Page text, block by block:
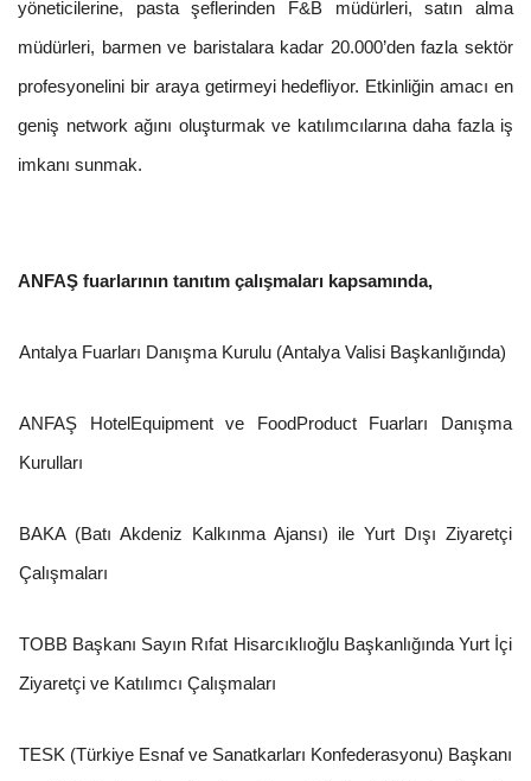
yöneticilerine, pasta şeflerinden F&B müdürleri, satın alma
müdürleri, barmen ve baristalara kadar 20.000’den fazla sektör
profesyonelini bir araya getirmeyi hedefliyor. Etkinliğin amacı en
geniş network ağını oluşturmak ve katılımcılarına daha fazla iş
imkanı sunmak.
ANFAŞ fuarlarının tanıtım çalışmaları kapsamında,
Antalya Fuarları Danışma Kurulu (Antalya Valisi Başkanlığında)
ANFAŞ HotelEquipment ve FoodProduct Fuarları Danışma
Kurulları
BAKA (Batı Akdeniz Kalkınma Ajansı) ile Yurt Dışı Ziyaretçi
Çalışmaları
TOBB Başkanı Sayın Rıfat Hisarcıklıoğlu Başkanlığında Yurt İçi
Ziyaretçi ve Katılımcı Çalışmaları
TESK (Türkiye Esnaf ve Sanatkarları Konfederasyonu) Başkanı